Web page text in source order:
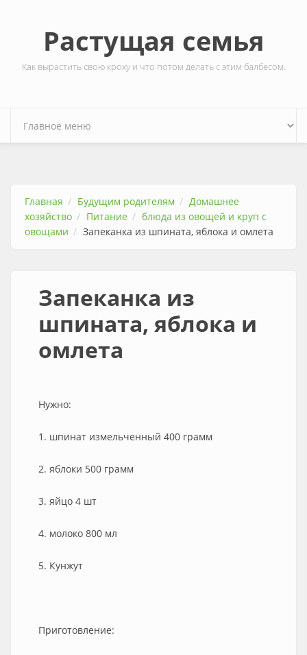
Растущая семья
Как вырастить свою кроху и что потом делать с этим балбесом.
Главная Будущим родителям
Домашнее
хозяйство
Питание
блюда из овощей и круп с
овощами
Запеканка из шпината, яблока и омлета
Запеканка из
шпината, яблока и
омлета
Нужно:
1. шпинат измельченный 400 грамм
2. яблоки 500 грамм
3. яйцо 4 шт
4. молоко 800 мл
5. Кунжут
Приготовление: